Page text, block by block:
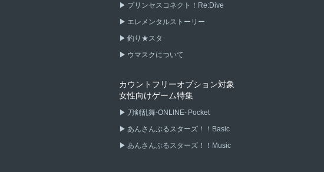
プリンセスコネクト！Re:Dive
エレメンタルストーリー
釣り★スタ
ウマスクについて
カウントフリーオプション対象
女性向けゲーム特集
刀剣乱舞-ONLINE- Pocket
あんさんぶるスターズ！！Basic
あんさんぶるスターズ！！Music